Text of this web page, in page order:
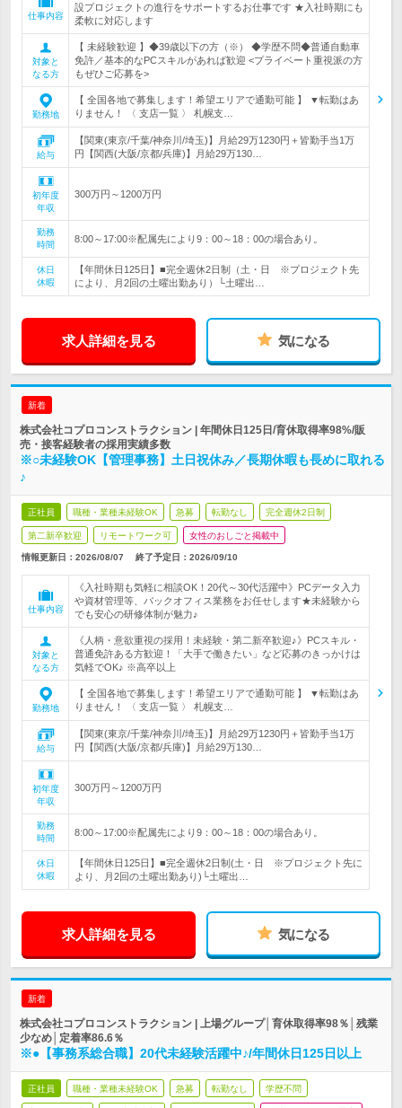
仕事内容
設プロジェクトの進行をサポートするお仕事です ★入社時期にも
柔軟に対応します
対象と
なる方
【 未経験歓迎 】◆39歳以下の方（※） ◆学歴不問◆普通自動車
免許／基本的なPCスキルがあれば歓迎 <プライベート重視派の方
もぜひご応募を>
勤務地
【 全国各地で募集します！希望エリアで通勤可能 】 ▼転勤はあ
りません！ 〈 支店一覧 〉 札幌支…
給与
【関東(東京/千葉/神奈川/埼玉)】月給29万1230円＋皆勤手当1万
円【関西(大阪/京都/兵庫)】月給29万130…
初年度
年収
300万円～1200万円
勤務
時間
8:00～17:00※配属先により9：00～18：00の場合あり。
休日
休暇
【年間休日125日】■完全週休2日制（土・日 ※プロジェクト先
により、月2回の土曜出勤あり）└土曜出…
求人詳細を見る 気になる
新着
株式会社コプロコンストラクション | 年間休日125日/育休取得率98%/販
売・接客経験者の採用実績多数
※○未経験OK【管理事務】土日祝休み／長期休暇も長めに取れる
♪
正社員 職種・業種未経験OK 急募 転勤なし 完全週休2日制
第二新卒歓迎 リモートワーク可 女性のおしごと掲載中
情報更新日：2026/08/07 終了予定日： 2026/09/10
仕事内容
《入社時期も気軽に相談OK！20代～30代活躍中》PCデータ入力
や資材管理等、バックオフィス業務をお任せします★未経験から
でも安心の研修体制が魅力♪
対象と
なる方
《人柄・意欲重視の採用！未経験・第二新卒歓迎♪》PCスキル・
普通免許ある方歓迎！「大手で働きたい」など応募のきっかけは
気軽でOK♪ ※高卒以上
勤務地
【 全国各地で募集します！希望エリアで通勤可能 】 ▼転勤はあ
りません！ 〈 支店一覧 〉 札幌支…
給与
【関東(東京/千葉/神奈川/埼玉)】月給29万1230円＋皆勤手当1万
円【関西(大阪/京都/兵庫)】月給29万130…
初年度
年収
300万円～1200万円
勤務
時間
8:00～17:00※配属先により9：00～18：00の場合あり。
休日
休暇
【年間休日125日】■完全週休2日制(土・日 ※プロジェクト先に
より、月2回の土曜出勤あり)└土曜出…
求人詳細を見る 気になる
新着
株式会社コプロコンストラクション | 上場グループ│育休取得率98％│残業
少なめ│定着率86.6％
※●【事務系総合職】20代未経験活躍中♪/年間休日125日以上
正社員 職種・業種未経験OK 急募 転勤なし 学歴不問